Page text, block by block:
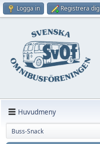
Logga in Registrera dig
Huvudmeny
Buss-Snack